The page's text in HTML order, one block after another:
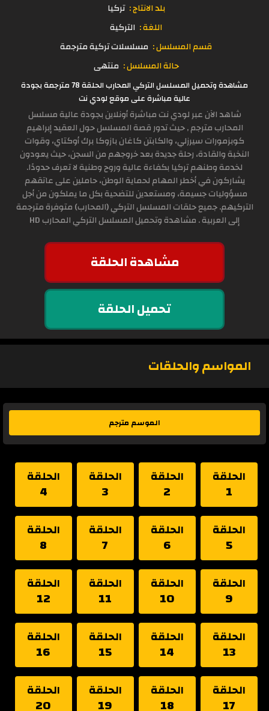
بلد الانتاج : تركيا
اللغة : التركية
قسم المسلسل : مسلسلات تركية مترجمة
حالة المسلسل : منتهى
مشاهدة وتحميل المسلسل التركي المحارب الحلقة 78 مترجمة بجودة
عالية مباشرة على موقع لودي نت
شاهد الآن عبر لودي نت مباشرة أونلاين بجودة عالية مسلسل
المحارب مترجم , حيث تدور قصة المسلسل حول العقيد إبراهيم
كوبزمورات سيرزلي، والكابتن كاغان بازوكا برك أوكتاي، وقوات
النخبة والقادة، رحلة جديدة بعد خروجهم من السجن، حيث يعودون
لخدمة وطنهم تركيا بكفاءة عالية وروح وطنية لا تعرف حدودًا.
يشاركون في أخطر المهام لحماية الوطن، حاملين على عاتقهم
مسؤوليات جسيمة، ومستعدين للتضحية بكل ما يملكون من أجل
التركيهم. جميع حلقات المسلسل التركي (المحارب) متوفرة مترجمة
إلى العربية . مشاهدة وتحميل المسلسل التركي المحارب HD
مشاهدة الحلقة
تحميل الحلقة
المواسم والحلقات
الموسم مترجم
الحلقة
1
الحلقة
2
الحلقة
3
الحلقة
4
الحلقة
5
الحلقة
6
الحلقة
7
الحلقة
8
الحلقة
9
الحلقة
10
الحلقة
11
الحلقة
12
الحلقة
13
الحلقة
14
الحلقة
15
الحلقة
16
الحلقة
17
الحلقة
18
الحلقة
19
الحلقة
20